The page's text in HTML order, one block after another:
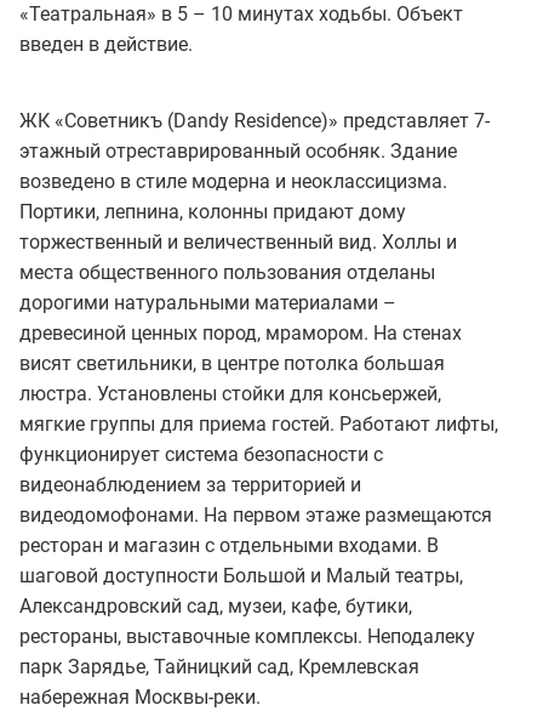
«Театральная» в 5 – 10 минутах ходьбы. Объект
введен в действие.
ЖК «Советникъ (Dandy Residence)» представляет 7-
этажный отреставрированный особняк. Здание
возведено в стиле модерна и неоклассицизма.
Портики, лепнина, колонны придают дому
торжественный и величественный вид. Холлы и
места общественного пользования отделаны
дорогими натуральными материалами –
древесиной ценных пород, мрамором. На стенах
висят светильники, в центре потолка большая
люстра. Установлены стойки для консьержей,
мягкие группы для приема гостей. Работают лифты,
функционирует система безопасности с
видеонаблюдением за территорией и
видеодомофонами. На первом этаже размещаются
ресторан и магазин с отдельными входами. В
шаговой доступности Большой и Малый театры,
Александровский сад, музеи, кафе, бутики,
рестораны, выставочные комплексы. Неподалеку
парк Зарядье, Тайницкий сад, Кремлевская
набережная Москвы-реки.